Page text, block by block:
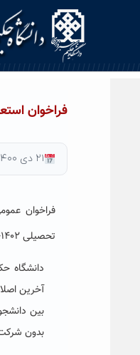
فراخوان استعداد درخشان
۲۱ دی ۱۴۰۰
فراخوان
تحصیلی ۱۴۰۲-۱۴۰۱
دانشگاه
آخرین
بین
بدون شرکت